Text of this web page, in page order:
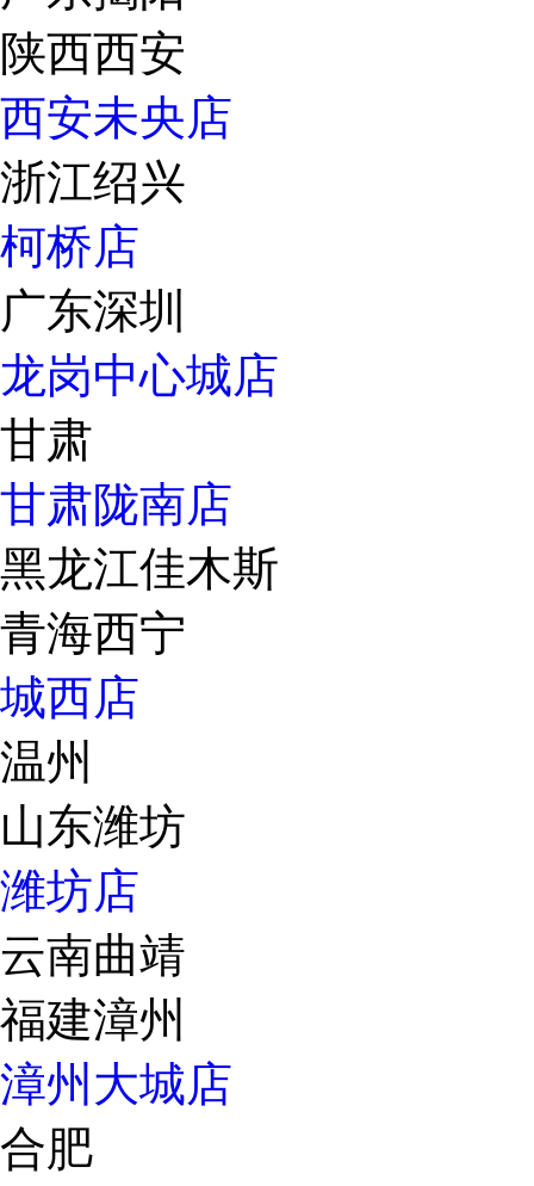
陕西西安
西安未央店
浙江绍兴
柯桥店
广东深圳
龙岗中心城店
甘肃
甘肃陇南店
黑龙江佳木斯
青海西宁
城西店
温州
山东潍坊
潍坊店
云南曲靖
福建漳州
漳州大城店
合肥